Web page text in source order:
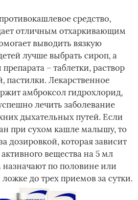
средство,
отличным отхаркивающим
выводить вязкую
лучше выбрать сироп, а
– таблетки, раствор
пастилки. Лекарственное
амброксол гидрохлорид,
лечить заболевание
дыхательных путей. Если
при сухом кашле малышу, то
дозировкой, которая зависит
вещества на 5 мл
назначают по половине или
до трех приемов за сутки.